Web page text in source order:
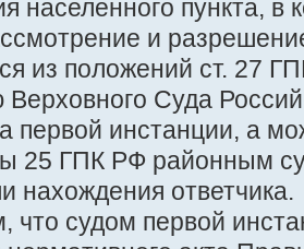
населенного пункта, в
и
из положений ст. 27
Верховного Суда
первой инстанции, а
25 ГПК РФ районным
нахождения ответчика.
что судом первой